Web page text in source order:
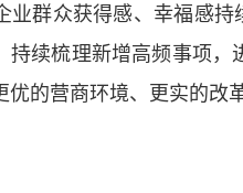
业群众获得感、幸福感
持续梳理新增高频事项
优的营商环境、更实的改